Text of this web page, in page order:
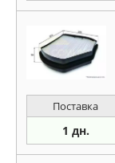
Поставка
1 дн.